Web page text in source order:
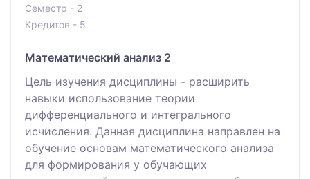
Семестр - 2
Кредитов - 5
Математический анализ 2
Цель изучения дисциплины - расширить
навыки использование теории
дифференциального и интегрального
исчисления. Данная дисциплина направлен на
обучение основам математического анализа
для формирования у обучающих